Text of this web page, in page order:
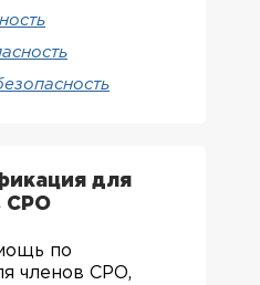
для
СРО
по
членов СРО,